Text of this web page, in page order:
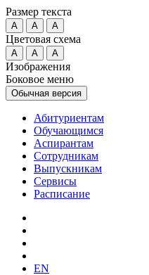
Размер текста
A A A
Цветовая схема
A A A
Изображения
Боковое меню
Обычная версия
Абитуриентам
Обучающимся
Аспирантам
Сотрудникам
Выпускникам
Сервисы
Расписание
EN